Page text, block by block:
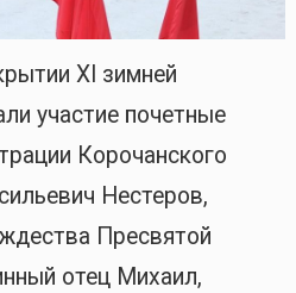
XI зимней
участие почетные
Корочанского
Нестеров,
Пресвятой
отец Михаил,